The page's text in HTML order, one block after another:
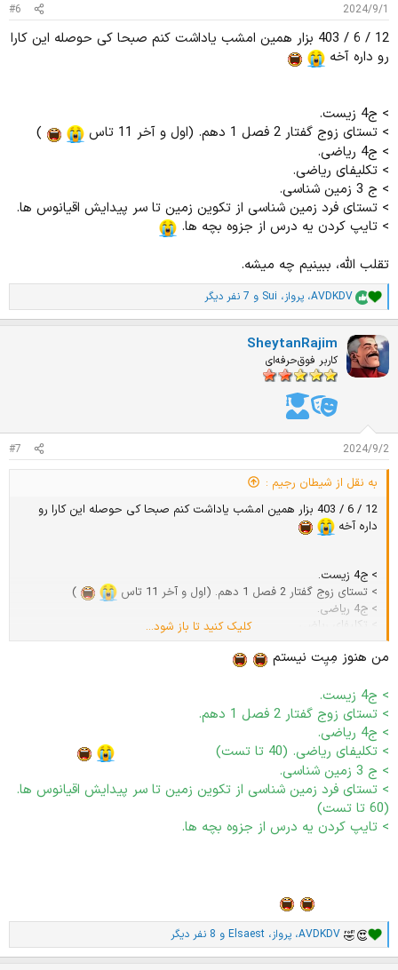
2024/9/1
#6
12 / 6 / 403 بزار همین امشب یاداشت کنم صبحا کی حوصله این کارا
رو داره آخه
> ج4 زیست.
> تستای زوج گفتار 2 فصل 1 دهم. (اول و آخر 11 تاس
)
> ج4 ریاضی.
> تکلیفای ریاضی.
> ج 3 زمین شناسی.
> تستای فرد زمین شناسی از تکوین زمین تا سر پیدایش اقیانوس ها.
> تایپ کردن یه درس از جزوه بچه ها.
تقلب الله، ببینیم چه میشه.
ا
م
ت
ی
ز
AVDKDV، پرواز، Sui و 7 نفر دیگر
SheytanRajim
کاربر فوق‌حرفه‌ای
2024/9/2
#7
به نقل از شیطان رجیم :
12 / 6 / 403 بزار همین امشب یاداشت کنم صبحا کی حوصله این کارا رو
داره آخه
> ج4 زیست.
> تستای زوج گفتار 2 فصل 1 دهم. (اول و آخر 11 تاس
)
> ج4 ریاضی.
> تکلیفای ریاضی.
> ج 3 زمین شناسی.
> تستای فرد زمین شناسی از تکوین زمین تا سر پیدایش اقیانوس ها.
تقلب الله، ببینیم چه میشه.
کلیک کنید تا باز شود...
من هنوز مِیِت نیستم
> ج4 زیست.
> تستای زوج گفتار 2 فصل 1 دهم.
> ج4 ریاضی.
> تکلیفای ریاضی. (40 تا تست)
> ج 3 زمین شناسی.
> تستای فرد زمین شناسی از تکوین زمین تا سر پیدایش اقیانوس ها.
(60 تا تست)
> تایپ کردن یه درس از جزوه بچه ها.
ا
م
AVDKDV، پرواز، Elsaest و 8 نفر دیگر